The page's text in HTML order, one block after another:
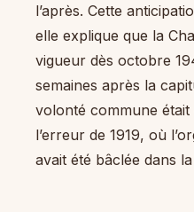
l’après. Cette
elle explique que la
vigueur dès octobre
semaines après la
volonté commune
l’erreur de 1919, où
avait été bâclée dans